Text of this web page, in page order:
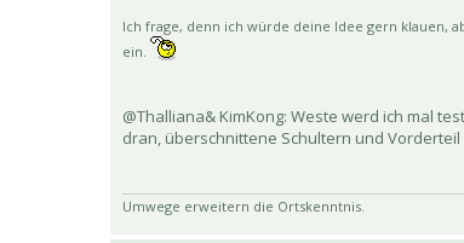
Ich frage, denn ich würde deine Idee gern klauen,
ein.
@Thalliana& KimKong: Weste werd ich mal
dran, überschnittene Schultern und
Umwege erweitern die Ortskenntnis.